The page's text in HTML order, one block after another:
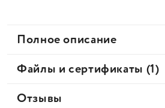
Полное описание
Файлы и сертификаты (1)
Отзывы